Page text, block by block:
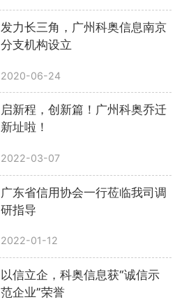
发力长三角，广州科奥信息南京
分支机构设立
2020-06-24
启新程，创新篇！广州科奥乔迁
新址啦！
2022-03-07
广东省信用协会一行莅临我司调
研指导
2022-01-12
以信立企，科奥信息获“诚信示
范企业”荣誉